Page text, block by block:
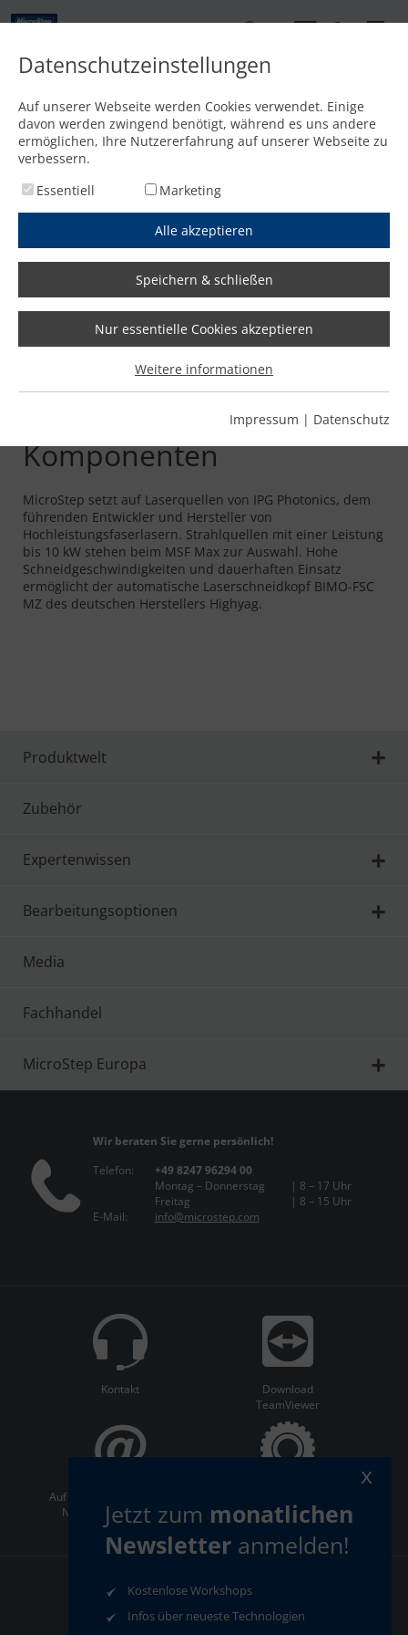
Startseite /Features/Hochwertige Komponenten
Komponenten
MicroStep setzt auf Laserquellen von IPG Photonics, dem
führenden Entwickler und Hersteller von
Hochleistungsfaserlasern. Strahlquellen mit einer Leistung
bis 10 kW stehen beim MSF Max zur Auswahl. Hohe
Schneidgeschwindigkeiten und dauerhaften Einsatz
ermöglicht der automatische Laserschneidkopf BIMO-FSC
MZ des deutschen Herstellers Highyag.
Produktwelt
Zubehör
Expertenwissen
Bearbeitungsoptionen
Media
Fachhandel
MicroStep Europa
Wir beraten Sie gerne persönlich!
Telefon:
+49 8247 96294 00
Montag – Donnerstag
| 8 – 17 Uhr
Freitag
| 8 – 15 Uhr
E-Mail:
info@microstep.com
Kontakt
Download
TeamViewer
Auf dem Laufenden bleiben:
Newsletter abonnieren
AGB
Datenschutz
Impressum
Compliance
Datenschutzeinstellungen
Auf unserer Webseite werden Cookies verwendet. Einige
davon werden zwingend benötigt, während es uns andere
ermöglichen, Ihre Nutzererfahrung auf unserer Webseite zu
verbessern.
Essentiell
Marketing
Alle akzeptieren
Speichern & schließen
Nur essentielle Cookies akzeptieren
Weitere informationen
Impressum | Datenschutz
Jetzt zum monatlichen
Newsletter anmelden!
Kostenlose Workshops
Infos über neueste Technologien
x